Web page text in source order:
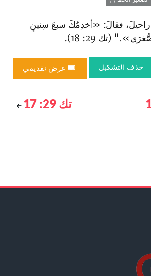
فقالَ: «أخدِمُكَ سبعَ سِنينٍ
(تك 29: 18).
حذف التشكيل عرض تقديمي
تك 29: 17